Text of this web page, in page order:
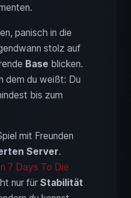
panisch in die
stolz auf
Base blicken.
dem du weißt: Du
bis zum
mit Freunden
Server.
7 Days To Die
nur für Stabilität